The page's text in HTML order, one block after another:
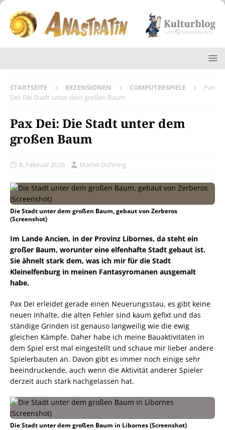
STARTSEITE REZENSIONEN COMPUTERSPIELE
Pax
Dei: Die Stadt unter dem großen Baum
Pax Dei: Die Stadt unter dem
großen Baum
8. Februar 2026 Martin Dühning
Die Stadt unter dem großen Baum, gebaut von Zerberos
(Screenshot)
Im Lande Ancien, in der Provinz Libornes, da steht ein
großer Baum, worunter eine elfenhafte Stadt gebaut ist.
Sie ähnelt stark dem, was ich mir für die Stadt
Kleinelfenburg in meinen Fantasyromanen ausgemalt
habe.
Pax Dei erleidet gerade einen Neuerungsstau, es gibt keine
neuen Inhalte, die alten Fehler sind kaum gefixt und das
ständige Grinden ist genauso langweilig wie die ewig
gleichen Kämpfe. Daher habe ich meine Bauaktivitäten in
dem Spiel erst mal eingestellt und schaue mir lieber andere
Spielerbauten an. Davon gibt es immer noch einige sehr
beeindruckende, auch wenn die Aktivität anderer Spieler
derzeit auch stark nachgelassen hat.
Die Stadt unter dem großen Baum in Libornes (Screenshot)